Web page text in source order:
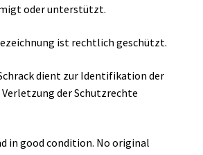
oder unterstützt.
ist rechtlich geschützt.
dient zur Identifikation der
der Schutzrechte
in good condition. No original